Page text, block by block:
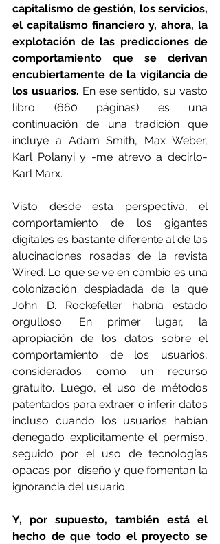
capitalismo de gestión, los servicios,
el capitalismo financiero y, ahora, la
explotación de las predicciones de
comportamiento que se derivan
encubiertamente de la vigilancia de
los usuarios. En ese sentido, su vasto
libro (660 páginas) es una
continuación de una tradición que
incluye a Adam Smith, Max Weber,
Karl Polanyi y -me atrevo a decirlo-
Karl Marx.
Visto desde esta perspectiva, el
comportamiento de los gigantes
digitales es bastante diferente al de las
alucinaciones rosadas de la revista
Wired. Lo que se ve en cambio es una
colonización despiadada de la que
John D. Rockefeller habría estado
orgulloso. En primer lugar, la
apropiación de los datos sobre el
comportamiento de los usuarios,
considerados como un recurso
gratuito. Luego, el uso de métodos
patentados para extraer o inferir datos
incluso cuando los usuarios habían
denegado explícitamente el permiso,
seguido por el uso de tecnologías
opacas por  diseño y que fomentan la
ignorancia del usuario.
Y, por supuesto, también está el
hecho de que todo el proyecto se